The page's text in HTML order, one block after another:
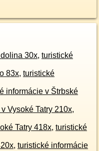
30x, turistické
83x, turistické
informácie v Štrbské
Vysoké Tatry 210x,
Tatry 418x, turistické
, turistické informácie